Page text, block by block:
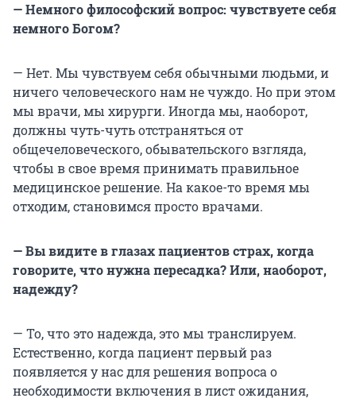
— Немного философский вопрос: чувствуете себя
немного Богом?
— Нет. Мы чувствуем себя обычными людьми, и
ничего человеческого нам не чуждо. Но при этом
мы врачи, мы хирурги. Иногда мы, наоборот,
должны чуть-чуть отстраняться от
общечеловеческого, обывательского взгляда,
чтобы в свое время принимать правильное
медицинское решение. На какое-то время мы
отходим, становимся просто врачами.
— Вы видите в глазах пациентов страх, когда
говорите, что нужна пересадка? Или, наоборот,
надежду?
— То, что это надежда, это мы транслируем.
Естественно, когда пациент первый раз
появляется у нас для решения вопроса о
необходимости включения в лист ожидания,